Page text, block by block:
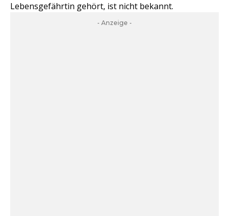
Lebensgefährtin gehört, ist nicht bekannt.
- Anzeige -